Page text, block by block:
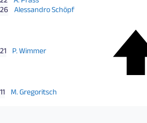
26 Alessandro Schöpf
21 P. Wimmer
11 M. Gregoritsch